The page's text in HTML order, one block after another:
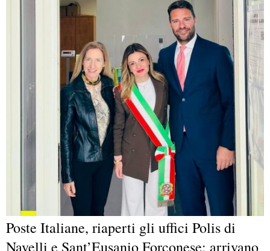
Poste Italiane, riaperti gli uffici Polis di
Navelli e Sant’Eusanio Forconese: arrivano